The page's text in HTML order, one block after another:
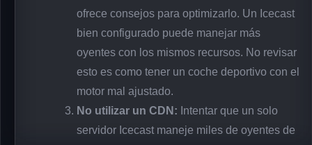
ofrece consejos para optimizarlo. Un Icecast
bien configurado puede manejar más
oyentes con los mismos recursos. No revisar
esto es como tener un coche deportivo con el
motor mal ajustado.
No utilizar un CDN: Intentar que un solo
servidor Icecast maneje miles de oyentes de